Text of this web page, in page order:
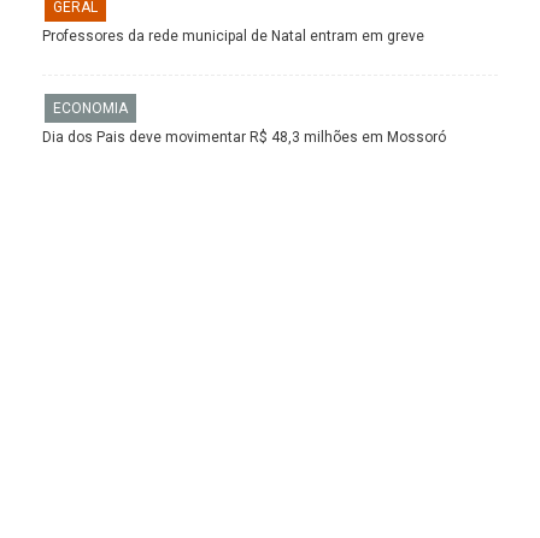
GERAL
Professores da rede municipal de Natal entram em greve
ECONOMIA
Dia dos Pais deve movimentar R$ 48,3 milhões em Mossoró